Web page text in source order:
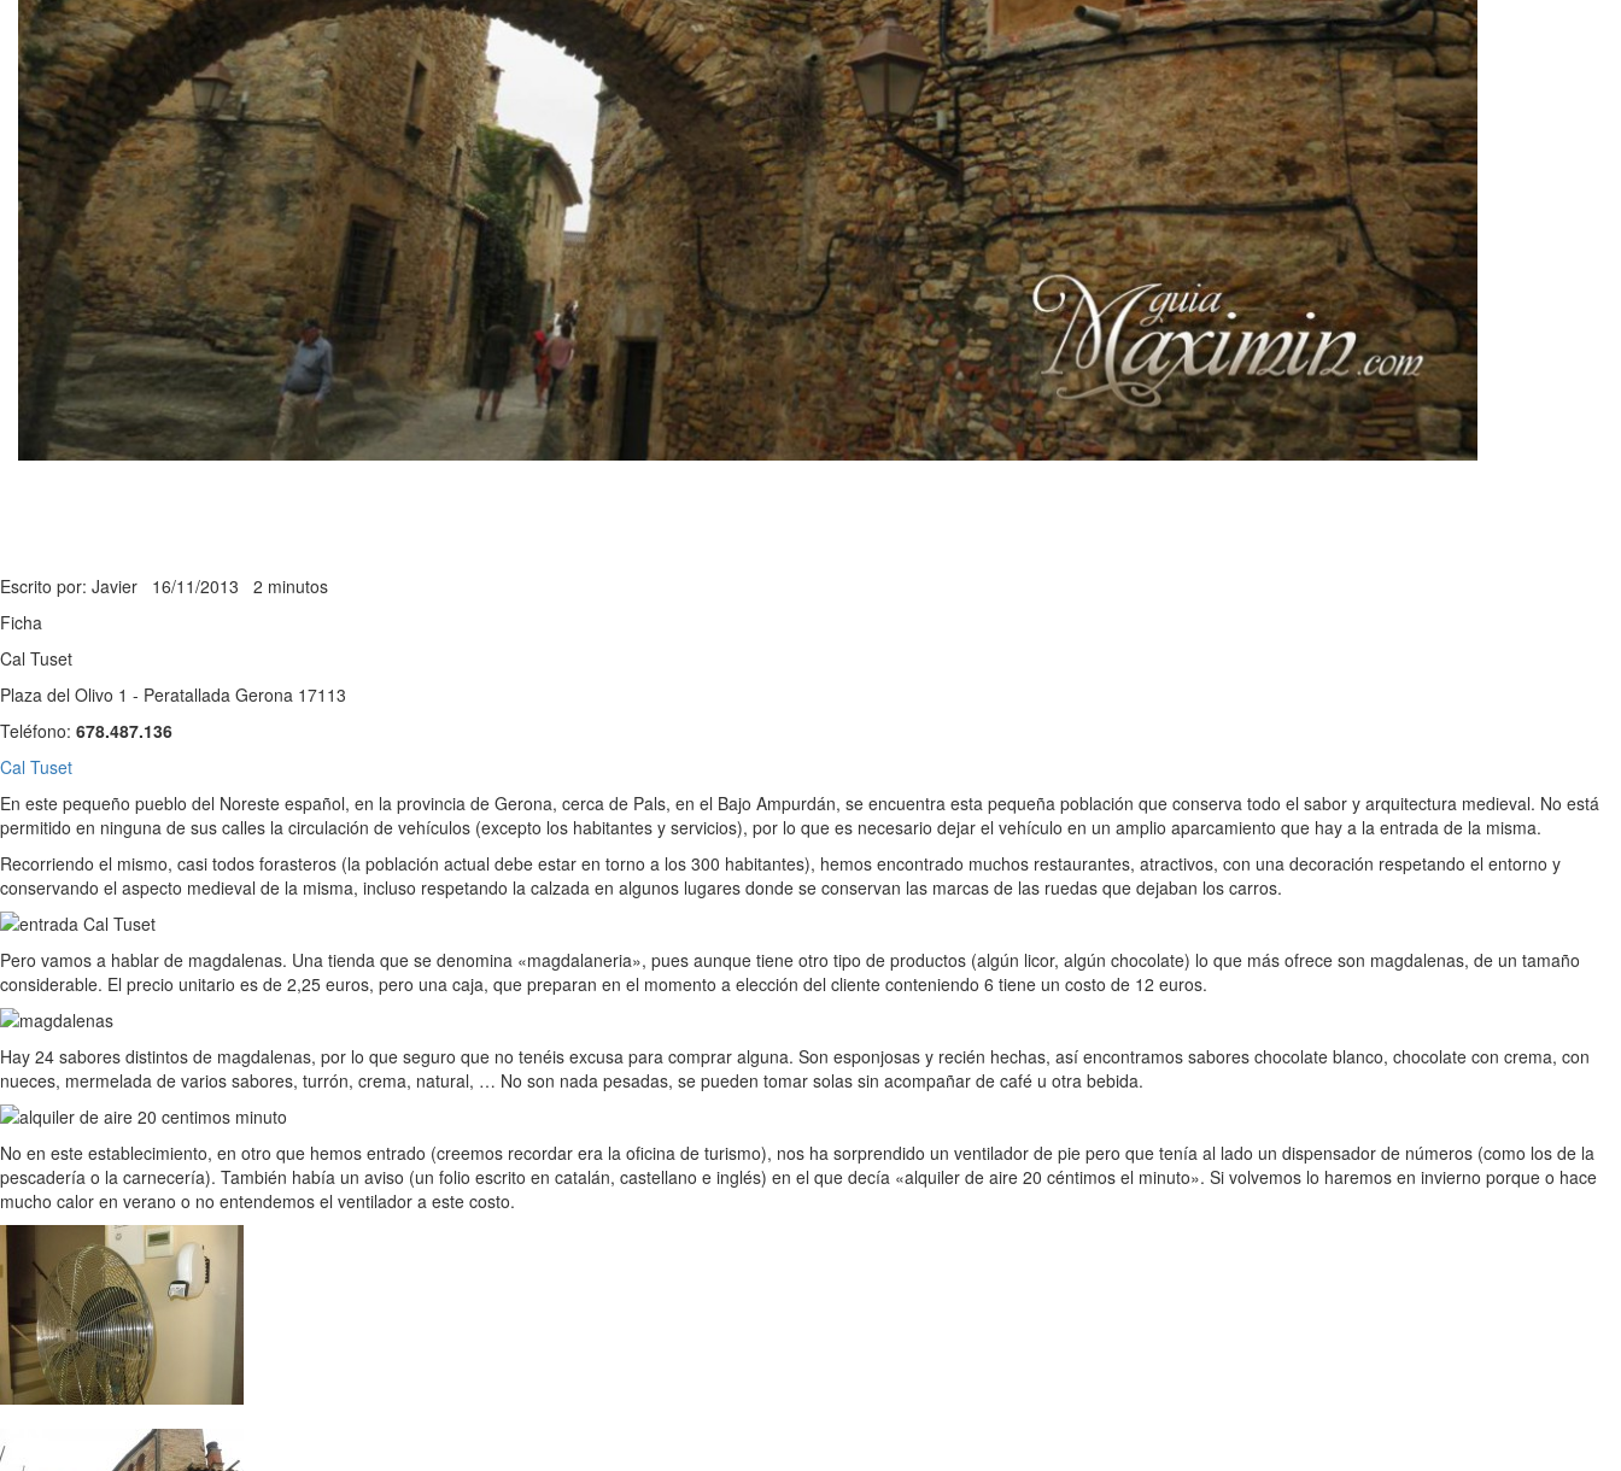
Escrito por: Javier 16/11/2013 2 minutos
Ficha
Cal Tuset
Plaza del Olivo 1 - Peratallada Gerona 17113
Teléfono: 678.487.136
Cal Tuset
En este pequeño pueblo del Noreste español, en la provincia de Gerona, cerca de Pals, en el Bajo Ampurdán, se encuentra esta pequeña población que conserva todo el sabor y arquitectura medieval. No está
permitido en ninguna de sus calles la circulación de vehículos (excepto los habitantes y servicios), por lo que es necesario dejar el vehículo en un amplio aparcamiento que hay a la entrada de la misma.
Recorriendo el mismo, casi todos forasteros (la población actual debe estar en torno a los 300 habitantes), hemos encontrado muchos restaurantes, atractivos, con una decoración respetando el entorno y
conservando el aspecto medieval de la misma, incluso respetando la calzada en algunos lugares donde se conservan las marcas de las ruedas que dejaban los carros.
Pero vamos a hablar de magdalenas. Una tienda que se denomina «magdalaneria», pues aunque tiene otro tipo de productos (algún licor, algún chocolate) lo que más ofrece son magdalenas, de un tamaño
considerable. El precio unitario es de 2,25 euros, pero una caja, que preparan en el momento a elección del cliente conteniendo 6 tiene un costo de 12 euros.
Hay 24 sabores distintos de magdalenas, por lo que seguro que no tenéis excusa para comprar alguna. Son esponjosas y recién hechas, así encontramos sabores chocolate blanco, chocolate con crema, con
nueces, mermelada de varios sabores, turrón, crema, natural, … No son nada pesadas, se pueden tomar solas sin acompañar de café u otra bebida.
No en este establecimiento, en otro que hemos entrado (creemos recordar era la oficina de turismo), nos ha sorprendido un ventilador de pie pero que tenía al lado un dispensador de números (como los de la
pescadería o la carnecería). También había un aviso (un folio escrito en catalán, castellano e inglés) en el que decía «alquiler de aire 20 céntimos el minuto». Si volvemos lo haremos en invierno porque o hace
mucho calor en verano o no entendemos el ventilador a este costo.